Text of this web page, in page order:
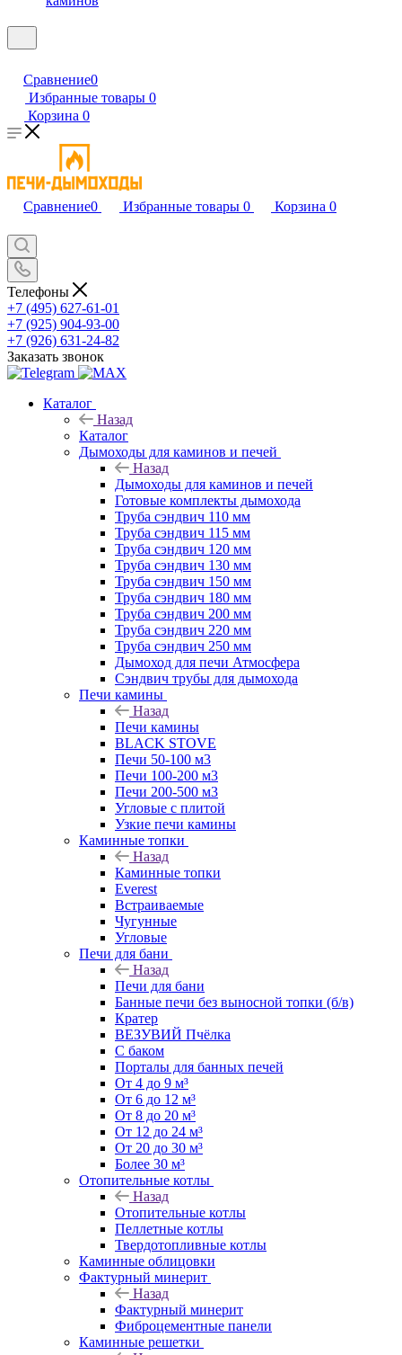
Сравнение0
Избранные товары 0
Корзина 0
Сравнение0 Избранные товары 0 Корзина 0
Телефоны
+7 (495) 627-61-01
+7 (925) 904-93-00
+7 (926) 631-24-82
Заказать звонок
Каталог
Назад
Каталог
Дымоходы для каминов и печей
Назад
Дымоходы для каминов и печей
Готовые комплекты дымохода
Труба сэндвич 110 мм
Труба сэндвич 115 мм
Труба сэндвич 120 мм
Труба сэндвич 130 мм
Труба сэндвич 150 мм
Труба сэндвич 180 мм
Труба сэндвич 200 мм
Труба сэндвич 220 мм
Труба сэндвич 250 мм
Дымоход для печи Атмосфера
Сэндвич трубы для дымохода
Печи камины
Назад
Печи камины
BLACK STOVE
Печи 50-100 м3
Печи 100-200 м3
Печи 200-500 м3
Угловые с плитой
Узкие печи камины
Каминные топки
Назад
Каминные топки
Everest
Встраиваемые
Чугунные
Угловые
Печи для бани
Назад
Печи для бани
Банные печи без выносной топки (б/в)
Кратер
ВЕЗУВИЙ Пчёлка
С баком
Порталы для банных печей
От 4 до 9 м³
От 6 до 12 м³
От 8 до 20 м³
От 12 до 24 м³
От 20 до 30 м³
Более 30 м³
Отопительные котлы
Назад
Отопительные котлы
Пеллетные котлы
Твердотопливные котлы
Каминные облицовки
Фактурный минерит
Назад
Фактурный минерит
Фиброцементные панели
Каминные решетки